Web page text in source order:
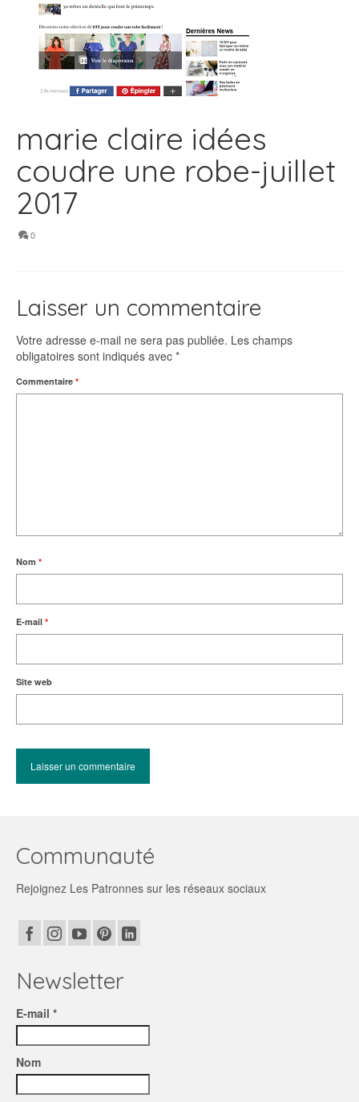
marie claire idées
coudre une robe-juillet
2017
0
Laisser un commentaire
Votre adresse e-mail ne sera pas publiée. Les champs
obligatoires sont indiqués avec *
Commentaire *
Nom *
E-mail *
Site web
Communauté
Rejoignez Les Patronnes sur les réseaux sociaux
Newsletter
E-mail *
Nom